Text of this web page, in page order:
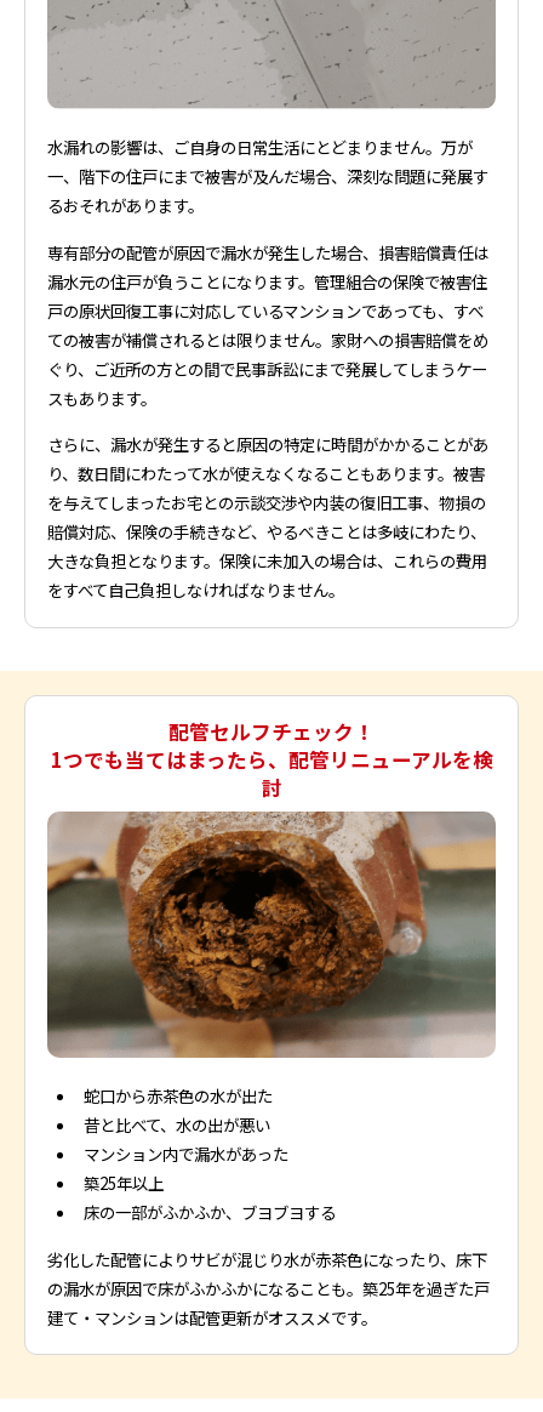
水漏れの影響は、ご自身の日常生活にとどまりません。万が
一、階下の住戸にまで被害が及んだ場合、深刻な問題に発展す
るおそれがあります。
専有部分の配管が原因で漏水が発生した場合、損害賠償責任は
漏水元の住戸が負うことになります。管理組合の保険で被害住
戸の原状回復工事に対応しているマンションであっても、すべ
ての被害が補償されるとは限りません。家財への損害賠償をめ
ぐり、ご近所の方との間で民事訴訟にまで発展してしまうケー
スもあります。
さらに、漏水が発生すると原因の特定に時間がかかることがあ
り、数日間にわたって水が使えなくなることもあります。被害
を与えてしまったお宅との示談交渉や内装の復旧工事、物損の
賠償対応、保険の手続きなど、やるべきことは多岐にわたり、
大きな負担となります。保険に未加入の場合は、これらの費用
をすべて自己負担しなければなりません。
配管セルフチェック！
1つでも当てはまったら、配管リニューアルを検
討
蛇口から赤茶色の水が出た
昔と比べて、水の出が悪い
マンション内で漏水があった
築25年以上
床の一部がふかふか、ブヨブヨする
劣化した配管によりサビが混じり水が赤茶色になったり、床下
の漏水が原因で床がふかふかになることも。築25年を過ぎた戸
建て・マンションは配管更新がオススメです。